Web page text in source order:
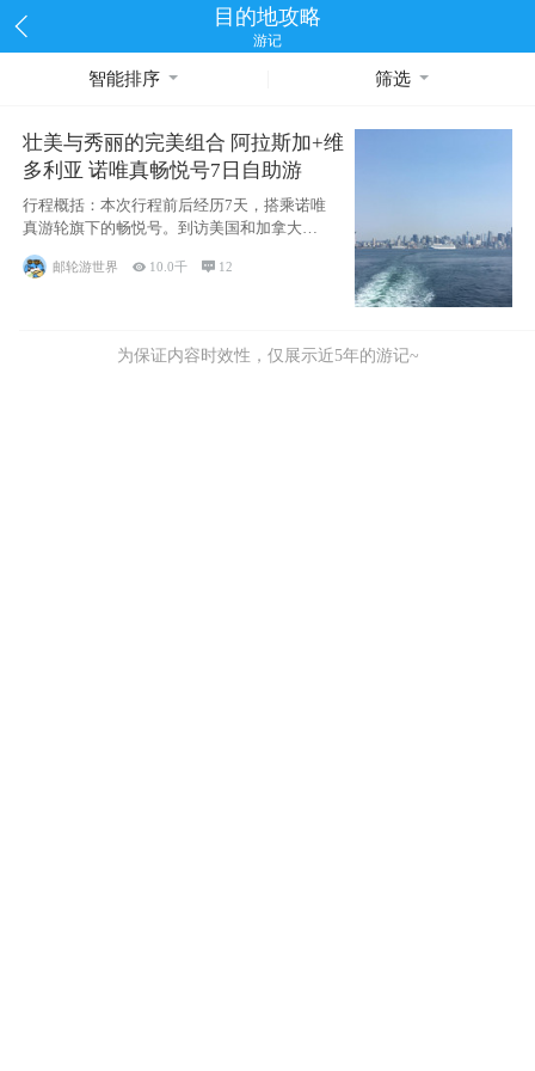
目的地攻略
游记
智能排序 筛选
壮美与秀丽的完美组合 阿拉斯加+维
多利亚 诺唯真畅悦号7日自助游
行程概括：本次行程前后经历7天，搭乘诺唯
真游轮旗下的畅悦号。到访美国和加拿大的4
个州/省：美国华盛顿州
邮轮游世界  10.0千  12
为保证内容时效性，仅展示近5年的游记~